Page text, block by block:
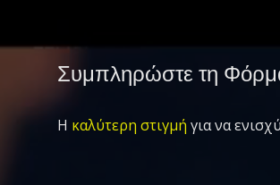
Συμπληρώστε τη
Η καλύτερη στιγμή για να